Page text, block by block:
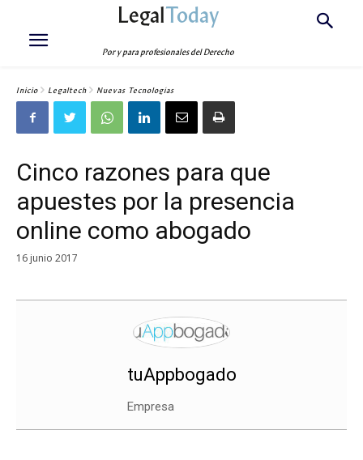
LegalToday
Por y para profesionales del Derecho
Inicio Legaltech Nuevas Tecnologías
Cinco razones para que
apuestes por la presencia
online como abogado
16 junio 2017
tuAppbogado
Empresa